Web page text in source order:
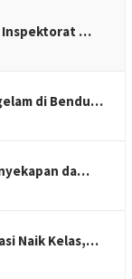
Inspektorat …
di Bendu…
da…
Naik Kelas,…